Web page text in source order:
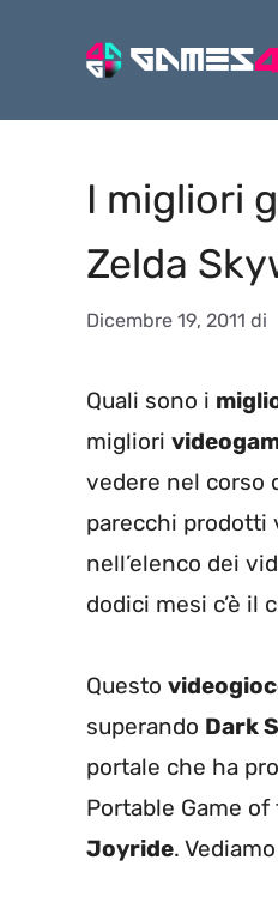
I migliori
Zelda
Dicembre 19, 2011 di
Quali sono i
migliori
vedere nel corso
parecchi prodotti
nell’elenco dei
dodici mesi c’è il
Questo
superando Dark
portale che ha
Portable Game
Joyride.